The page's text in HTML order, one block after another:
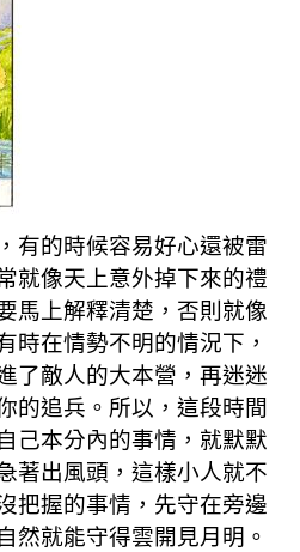
有的時候容易好心還被雷
就像天上意外掉下來的禮
馬上解釋清楚，否則就像
時在情勢不明的情況下，
了敵人的大本營，再迷迷
的追兵。所以，這段時間
己本分內的事情，就默默
著出風頭，這樣小人就不
把握的事情，先守在旁邊
然就能守得雲開見月明。